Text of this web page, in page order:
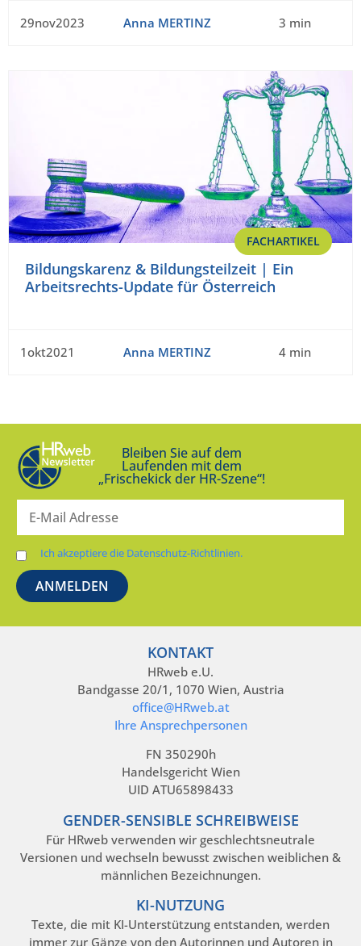
29nov2023 Anna MERTINZ 3 min
FACHARTIKEL
Bildungskarenz & Bildungsteilzeit | Ein
Arbeitsrechts-Update für Österreich
1okt2021 Anna MERTINZ 4 min
Bleiben Sie auf dem
Laufenden mit dem
„Frischekick der HR-Szene“!
Ich akzeptiere die Datenschutz-Richtlinien.
KONTAKT
HRweb e.U.
Bandgasse 20/1, 1070 Wien, Austria
office@HRweb.at
Ihre Ansprechpersonen
FN 350290h
Handelsgericht Wien
UID ATU65898433
GENDER-SENSIBLE SCHREIBWEISE
Für HRweb verwenden wir geschlechtsneutrale
Versionen und wechseln bewusst zwischen weiblichen &
männlichen Bezeichnungen.
KI-NUTZUNG
Texte, die mit KI-Unterstützung entstanden, werden
immer zur Gänze von den Autorinnen und Autoren in